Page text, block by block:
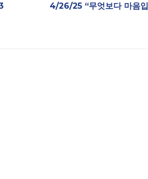
4/26/25 “무엇보다 마음